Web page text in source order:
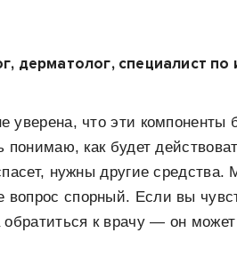
дерматолог, специалист по
что эти компоненты
как будет
нужны другие средства.
спорный. Если вы
к врачу — он